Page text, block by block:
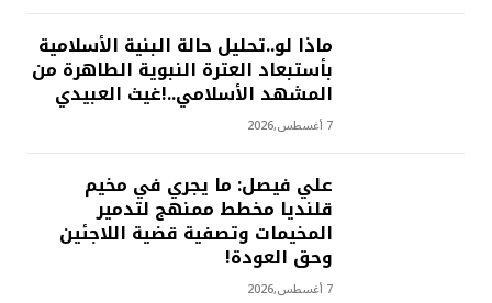
ماذا لو..تحليل حالة البنية الأسلامية
بأستبعاد العترة النبوية الطاهرة من
المشهد الأسلامي..!غيث العبيدي
7 أغسطس,2026
علي فيصل: ما يجري في مخيم
قلنديا مخطط ممنهج لتدمير
المخيمات وتصفية قضية اللاجئين
وحق العودة!
7 أغسطس,2026